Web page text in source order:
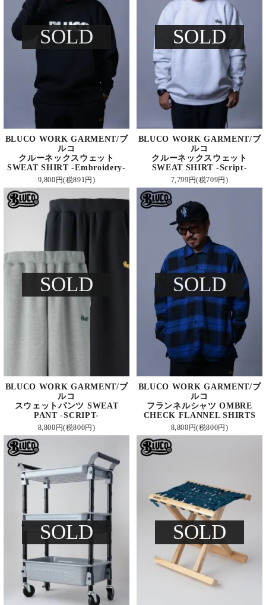
SOLD
BLUCO WORK GARMENT/ブ
ルコ
クルーネックスウェット
SWEAT SHIRT -Embroidery-
9,800円(税891円)
SOLD
BLUCO WORK GARMENT/ブ
ルコ
クルーネックスウェット
SWEAT SHIRT -Script-
7,799円(税709円)
SOLD
BLUCO WORK GARMENT/ブ
ルコ
スウェットパンツ SWEAT
PANT -SCRIPT-
8,800円(税800円)
SOLD
BLUCO WORK GARMENT/ブ
ルコ
フランネルシャツ OMBRE
CHECK FLANNEL SHIRTS
8,800円(税800円)
SOLD SOLD